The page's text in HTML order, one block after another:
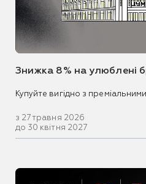
Знижка 8% на улюблені
Купуйте вигідно з
з 27 травня 2026
до 30 квітня 2027